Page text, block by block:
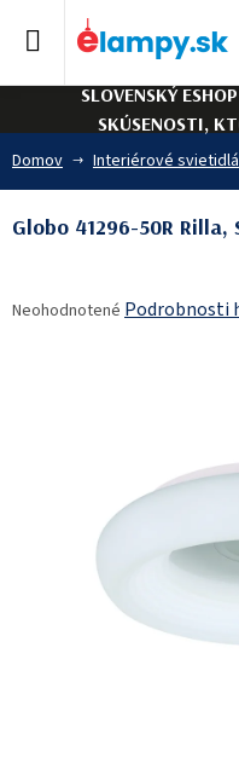
SLOVENSKÝ ESHOP
SKÚSENOSTI,
Domov Interiérové svietidlá
Globo 41296-50R
hodnotenie
Neohodnotené Podrobnosti